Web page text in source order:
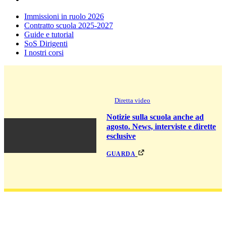
Immissioni in ruolo 2026
Contratto scuola 2025-2027
Guide e tutorial
SoS Dirigenti
I nostri corsi
Diretta video
Notizie sulla scuola anche ad
agosto. News, interviste e dirette
esclusive
guarda